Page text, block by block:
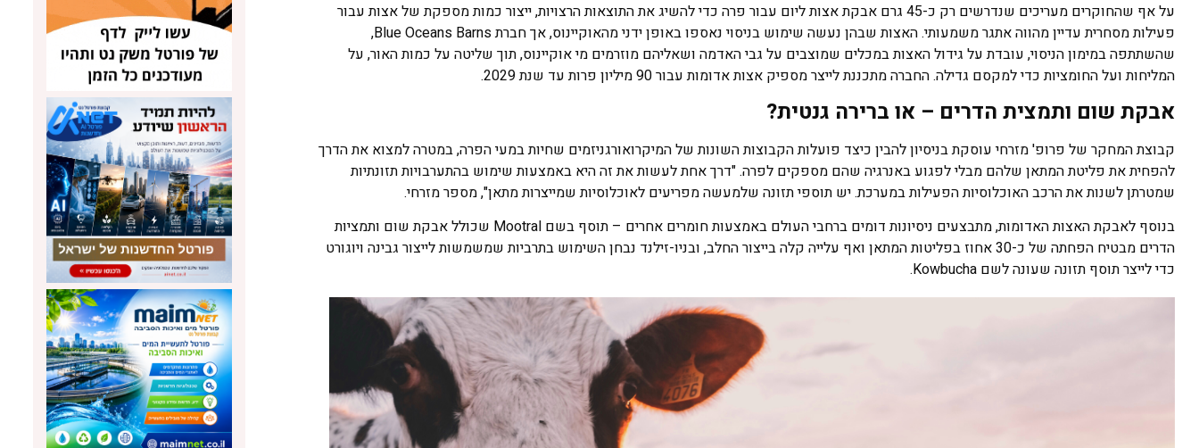
על אף שהחוקרים מעריכים שנדרשים רק כ-45 גרם אבקת אצות ליום עבור פרה כדי להשיג את התוצאות הרצויות, ייצור כמות מספקת של אצות עבור
פעילות מסחרית עדיין מהווה אתגר משמעותי. האצות שבהן נעשה שימוש בניסוי נאספו באופן ידני מהאוקיינוס, אך חברת Blue Oceans Barns,
שהשתתפה במימון הניסוי, עובדת על גידול האצות במכלים שמוצבים על גבי האדמה ושאליהם מוזרמים מי אוקיינוס, תוך שליטה על כמות האור, על
המליחות ועל החומציות כדי למקסם גדילה. החברה מתכננת לייצר מספיק אצות אדומות עבור 90 מיליון פרות עד שנת 2029.
אבקת שום ותמצית הדרים – או ברירה גנטית?
קבוצת המחקר של פרופ' מזרחי עוסקת בניסיון להבין כיצד פועלות הקבוצות השונות של המיקרואורגניזמים שחיות במעי הפרה, במטרה למצוא את הדרך
להפחית את פליטת המתאן שלהם מבלי לפגוע באנרגיה שהם מספקים לפרה. "דרך אחת לעשות את זה היא באמצעות שימוש בהתערבויות תזונתיות
שמטרתן לשנות את הרכב האוכלוסיות הפעילות במערכת. יש תוספי תזונה שלמעשה מפריעים לאוכלוסיות שמייצרות מתאן", מספר מזרחי.
בנוסף לאבקת האצות האדומות, מתבצעים ניסיונות דומים ברחבי העולם באמצעות חומרים אחרים – תוסף בשם Mootral שכולל אבקת שום ותמציות
הדרים מבטיח הפחתה של כ-30 אחוז בפליטות המתאן ואף עלייה קלה בייצור החלב, ובניו-זילנד נבחן השימוש בתרביות שמשמשות לייצור גבינה ויוגורט
כדי לייצר תוסף תזונה שעונה לשם Kowbucha.